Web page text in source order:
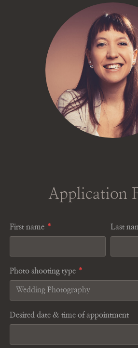
Application
First name * Last
Photo shooting type *
Desired date & time of appointment